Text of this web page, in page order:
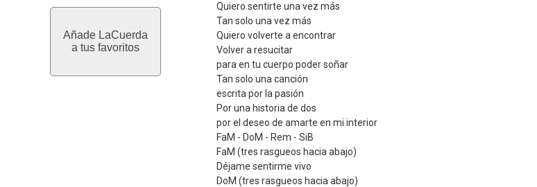
Añade LaCuerda
a tus favoritos
Quiero sentirte una vez más
Tan solo una vez más
Quiero volverte a encontrar
Volver a resucitar
para en tu cuerpo poder soñar
Tan solo una canción
escrita por la pasión
Por una historia de dos
por el deseo de amarte en mi interior
FaM - DoM - Rem - SiB
FaM (tres rasgueos hacia abajo)
Déjame sentirme vivo
DoM (tres rasgueos hacia abajo)